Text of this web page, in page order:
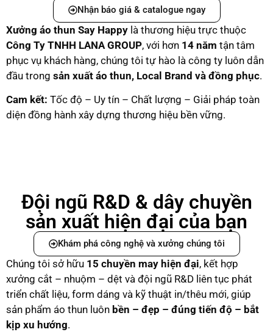
Nhận báo giá & catalogue ngay
Xưởng áo thun Say Happy là thương hiệu trực thuộc
Công Ty TNHH LANA GROUP, với hơn 14 năm tận tâm
phục vụ khách hàng, chúng tôi tự hào là công ty luôn dẫn
đầu trong sản xuất áo thun, Local Brand và đồng phục.
Cam kết: Tốc độ – Uy tín – Chất lượng – Giải pháp toàn
diện đồng hành xây dựng thương hiệu bền vững.
Đội ngũ R&D & dây chuyền
sản xuất hiện đại của bạn
Khám phá công nghệ và xưởng chúng tôi
Chúng tôi sở hữu 15 chuyền may hiện đại, kết hợp
xưởng cắt – nhuộm – dệt và đội ngũ R&D liên tục phát
triển chất liệu, form dáng và kỹ thuật in/thêu mới, giúp
sản phẩm áo thun luôn bền – đẹp – đúng tiến độ – bắt
kịp xu hướng.